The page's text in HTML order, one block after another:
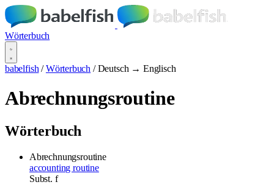
Wörterbuch
babelfish / Wörterbuch / Deutsch → Englisch
Abrechnungsroutine
Wörterbuch
Abrechnungsroutine
accounting routine
Subst. f